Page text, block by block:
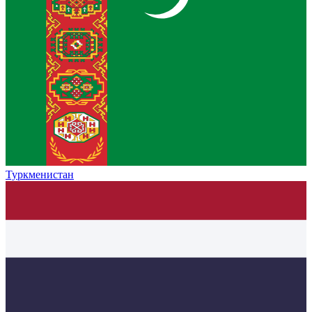
Туркменистан